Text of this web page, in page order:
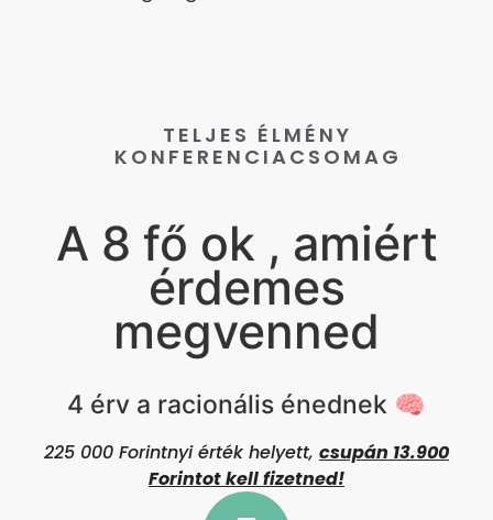
TELJES ÉLMÉNY
KONFERENCIACSOMAG
A 8 fő ok , amiért
érdemes
megvenned
4 érv a racionális énednek 🧠
225 000 Forintnyi érték helyett, csupán 13.900
Forintot kell fizetned!